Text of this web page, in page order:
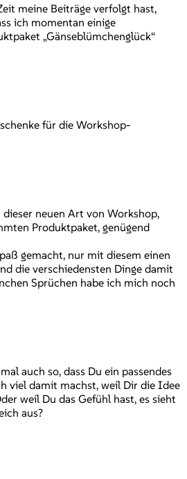
meine Beiträge verfolgt hast,
ich momentan einige
„Gänseblümchenglück“
für die Workshop-
neuen Art von Workshop,
Produktpaket, genügend
gemacht, nur mit diesem einen
die verschiedensten Dinge damit
Sprüchen habe ich mich noch
auch so, dass Du ein passendes
viel damit machst, weil Dir die Idee
weil Du das Gefühl hast, es sieht
aus?